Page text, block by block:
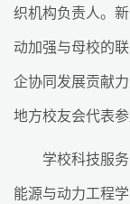
织机构负责人。
动加强与母校的
企协同发展贡献
地方校友会代表
学校科技服
能源与动力工程